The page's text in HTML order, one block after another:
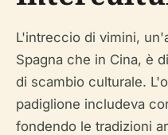
L'intreccio di vimini,
Spagna che in Cina, è
di scambio culturale.
padiglione includeva
fondendo le tradizioni